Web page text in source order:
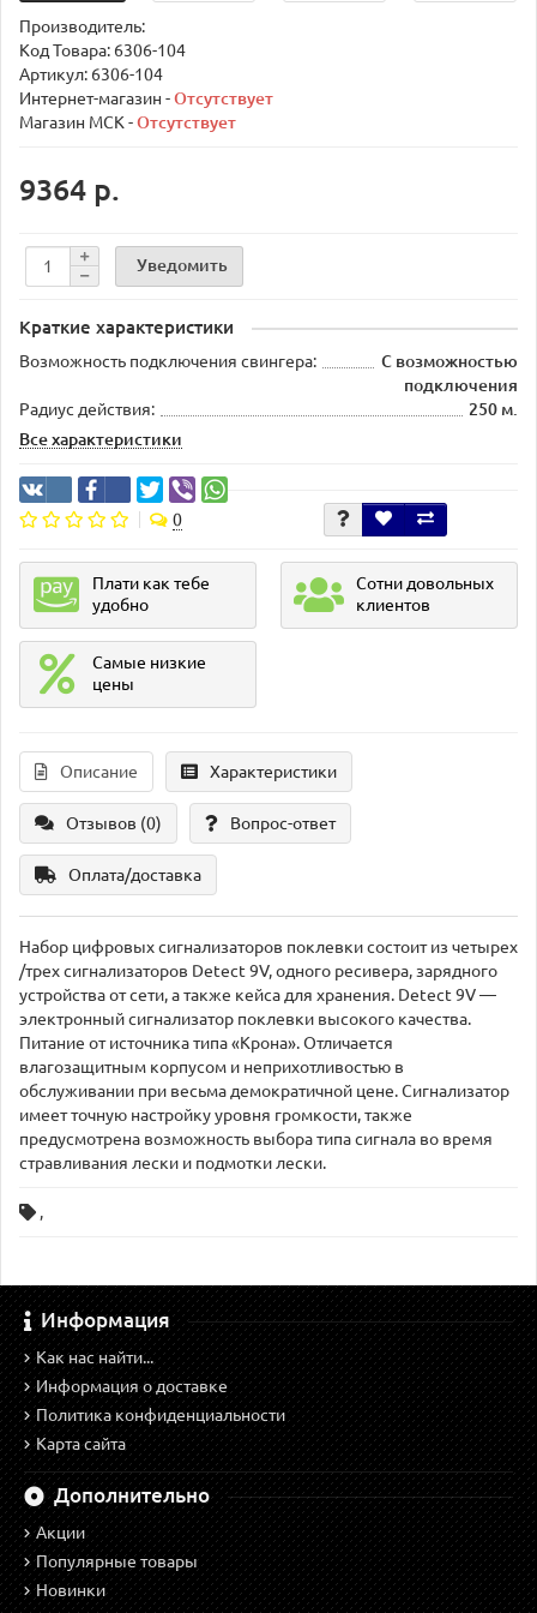
Производитель:
Код Товара: 6306-104
Артикул: 6306-104
Интернет-магазин -Отсутствует
Магазин МСК -Отсутствует
9364 р.
Уведомить
Краткие характеристики
Возможность подключения свингера:
С возможностью
подключения
Радиус действия:
250 м.
Все характеристики
0
Плати как тебе
удобно
Сотни довольных
клиентов
Самые низкие
цены
Описание Характеристики
Отзывов (0) Вопрос-ответ
Оплата/доставка
Набор цифровых сигнализаторов поклевки состоит из четырех
/трех сигнализаторов Detect 9V, одного ресивера, зарядного
устройства от сети, а также кейса для хранения. Detect 9V —
электронный сигнализатор поклевки высокого качества.
Питание от источника типа «Крона». Отличается
влагозащитным корпусом и неприхотливостью в
обслуживании при весьма демократичной цене. Сигнализатор
имеет точную настройку уровня громкости, также
предусмотрена возможность выбора типа сигнала во время
стравливания лески и подмотки лески.
,
Информация
Как нас найти...
Информация о доставке
Политика конфиденциальности
Карта сайта
Дополнительно
Акции
Популярные товары
Новинки